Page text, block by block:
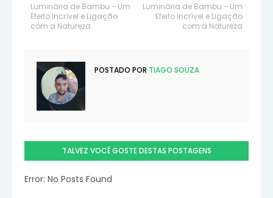
Luminária de Bambu - Um
Efeito Incrível e Ligação
com a Natureza
Luminária de Bambu - Um
Efeito Incrível e Ligação
com a Natureza
POSTADO POR TIAGO SOUZA
TALVEZ VOCÊ GOSTE DESTAS POSTAGENS
Error: No Posts Found